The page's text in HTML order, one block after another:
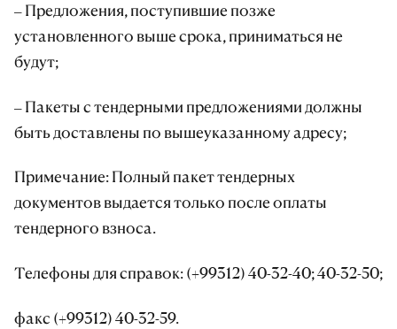
– Предложения, поступившие позже
установленного выше срока, приниматься не
будут;
– Пакеты с тендерными предложениями должны
быть доставлены по вышеуказанному адресу;
Примечание: Полный пакет тендерных
документов выдается только после оплаты
тендерного взноса.
Телефоны для справок: (+99312) 40-32-40; 40-32-50;
факс (+99312) 40-32-59.